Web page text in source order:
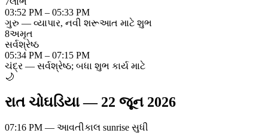
03:52 PM – 05:33 PM
ગુરુ — વ્યાપાર, નવી શરૂઆત માટે શુભ
8અમૃત
સર્વશ્રેષ્ઠ
05:34 PM – 07:15 PM
ચંદ્ર — સર્વશ્રેષ્ઠ; બધા શુભ કાર્ય માટે
🌙
રાત ચોઘડિયા— 22 જૂન 2026
07:16 PM — આવતીકાલ sunrise સુધી